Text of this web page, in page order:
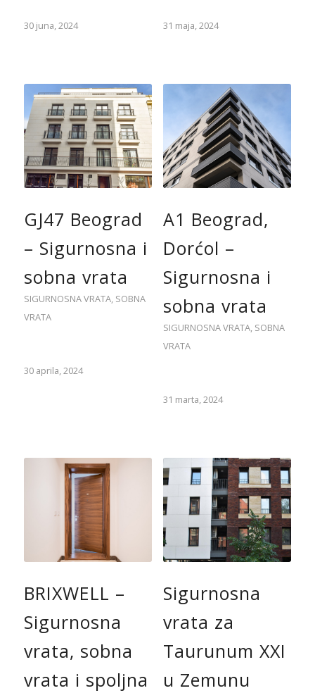
30 juna, 2024 31 maja, 2024
GJ47 Beograd
– Sigurnosna i
sobna vrata
SIGURNOSNA VRATA, SOBNA
VRATA
30 aprila, 2024
A1 Beograd,
Dorćol –
Sigurnosna i
sobna vrata
SIGURNOSNA VRATA, SOBNA
VRATA
31 marta, 2024
BRIXWELL –
Sigurnosna
vrata, sobna
vrata i spoljna
Sigurnosna
vrata za
Taurunum XXI
u Zemunu